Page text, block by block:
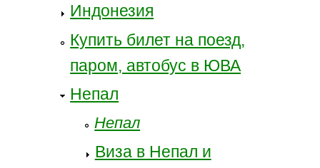
Индонезия
Купить билет на поезд,
паром, автобус в ЮВА
Непал
Непал
Виза в Непал и